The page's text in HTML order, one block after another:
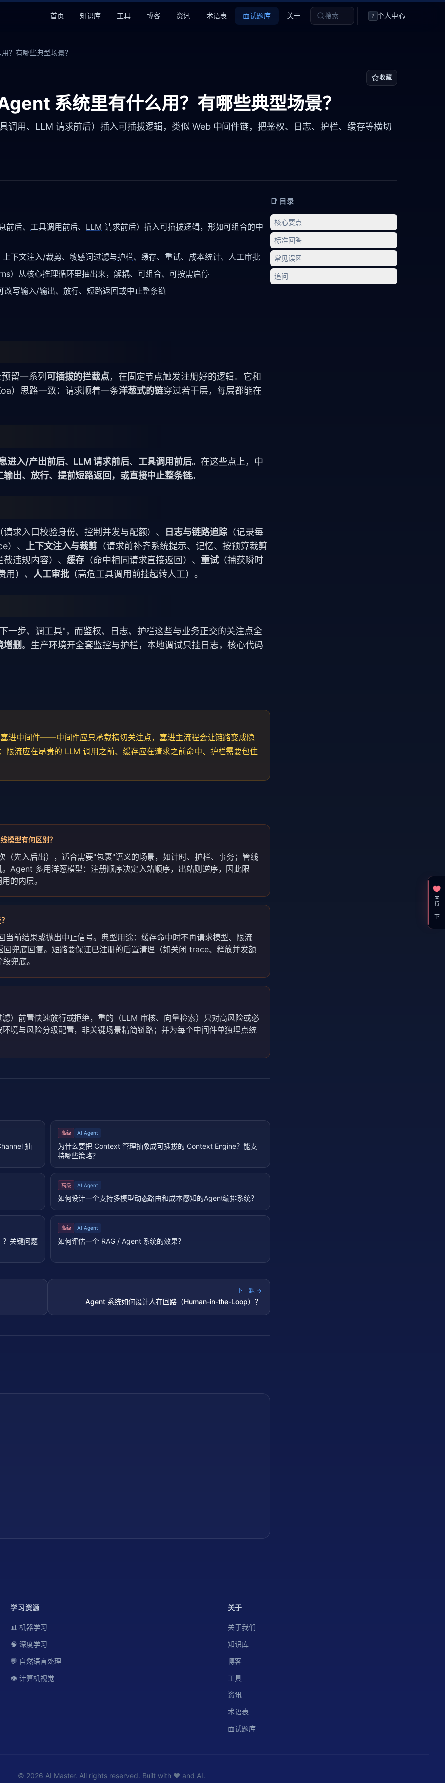
首页 知识库 工具 博客 资讯 术语表 面试题库 关于 搜索 ? 个人中心
？有哪些典型场景？
收藏
系统里有什么用？有哪些典型场景？
调用、LLM 请求前后）插入可插拔逻辑，类似 Web 中间件链，把鉴权、日志、护栏、缓存等横切
后、 工具调用前后、 LLM 请求前后）插入可插拔逻辑，形如可组合的中
下文注入/裁剪、敏感词过滤与护栏、缓存、重试、成本统计、人工审批
）从核心推理循环里抽出来，解耦、可组合、可按需启停
写输入/输出、放行、短路返回或中止整条链
留一系列 可插拔的拦截点，在固定节点触发注册好的逻辑。它和
）思路一致：请求顺着一条洋葱式的链穿过若干层，每层都能在
进入/产出前后、 LLM 请求前后、 工具调用前后。在这些点上，中
输出、放行、提前短路返回，或直接中止整条链。
请求入口校验身份、控制并发与配额）、 日志与链路追踪 （记录每
）、
上下文注入与裁剪 （请求前补齐系统提示、记忆、按预算裁剪
违规内容）、 缓存 （命中相同请求直接返回）、 重试 （捕获瞬时
）、 人工审批 （高危工具调用前挂起转人工）。
一步、调工具"，而鉴权、日志、护栏这些与业务正交的关注点全
增删。生产环境开全套监控与护栏，本地调试只挂日志，核心代码
进中间件——中间件应只承载横切关注点，塞进主流程会让链路变成隐
限流应在昂贵的 LLM 调用之前、缓存应在请求之前命中、护栏需要包住
模型有何区别？
先入后出），适合需要"包裹"语义的场景，如计时、护栏、事务；管线
Agent 多用洋葱模型：注册顺序决定入站顺序，出站则逆序，因此限
的内层。
前结果或抛出中止信号。典型用途：缓存命中时不再请求模型、限流
兜底回复。短路要保证已注册的后置清理（如关闭 trace、释放并发额
兜底。
）前置快速放行或拒绝，重的（LLM 审核、向量检索）只对高风险或必
境与风险分级配置，非关键场景精简链路；并为每个中间件单独埋点统
抽
高级 AI Agent
为什么要把 Context 管理抽象成可插拔的 Context Engine？能支
持哪些策略？
高级 AI Agent
如何设计一个支持多模型动态路由和成本感知的Agent编排系统？
？关键问题
高级 AI Agent
如何评估一个 RAG / Agent 系统的效果？
下一题 →
Agent 系统如何设计人在回路（Human-in-the-Loop）？
📑 目录
核心要点
标准回答
常见误区
追问
学习资源
📊 机器学习
🧠 深度学习
💬 自然语言处理
👁️ 计算机视觉
关于
关于我们
知识库
博客
工具
资讯
术语表
面试题库
© 2026 AI Master. All rights reserved. Built with ❤️ and AI.
支持一下